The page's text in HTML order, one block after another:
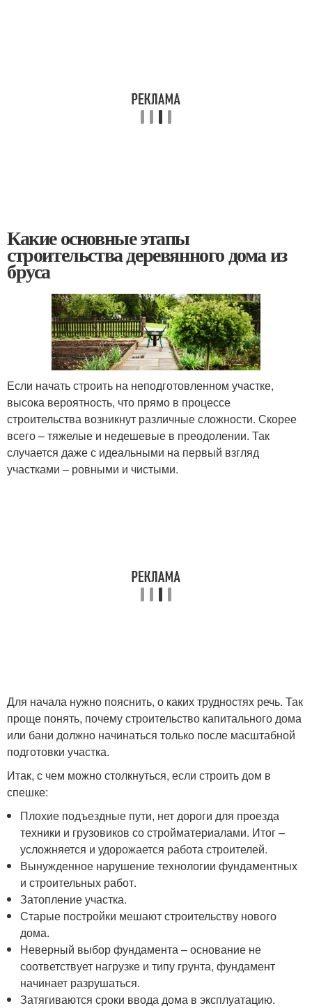
Какие основные этапы
строительства деревянного дома из
бруса
Если начать строить на неподготовленном участке,
высока вероятность, что прямо в процессе
строительства возникнут различные сложности. Скорее
всего – тяжелые и недешевые в преодолении. Так
случается даже с идеальными на первый взгляд
участками – ровными и чистыми.
Для начала нужно пояснить, о каких трудностях речь. Так
проще понять, почему строительство капитального дома
или бани должно начинаться только после масштабной
подготовки участка.
Итак, с чем можно столкнуться, если строить дом в
спешке:
Плохие подъездные пути, нет дороги для проезда
техники и грузовиков со стройматериалами. Итог –
усложняется и удорожается работа строителей.
Вынужденное нарушение технологии фундаментных
и строительных работ.
Затопление участка.
Старые постройки мешают строительству нового
дома.
Неверный выбор фундамента – основание не
соответствует нагрузке и типу грунта, фундамент
начинает разрушаться.
Затягиваются сроки ввода дома в эксплуатацию.